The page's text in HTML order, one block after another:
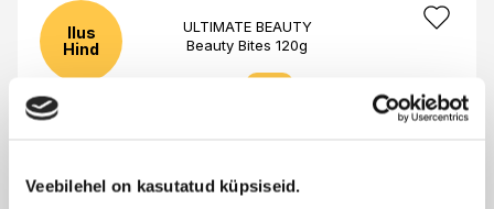
Veebilehel on kasutatud küpsiseid.
Ilus
Hind
ULTIMATE BEAUTY
Beauty Bites 120g
ULTIMATE BEAUTY